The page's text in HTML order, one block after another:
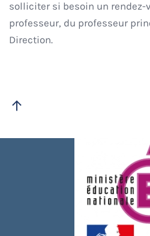
solliciter si besoin un rendez-
professeur, du professeur
Direction.